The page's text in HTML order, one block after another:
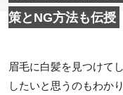
策とNG方法も伝授
眉毛に白髪を見つけて
したいと思うのもわか